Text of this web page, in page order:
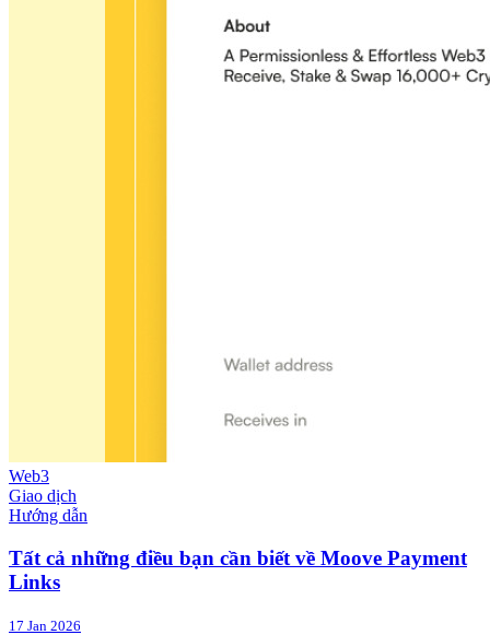
Web3
Giao dịch
Hướng dẫn
Tất cả những điều bạn cần biết về Moove Payment
Links
17 Jan 2026